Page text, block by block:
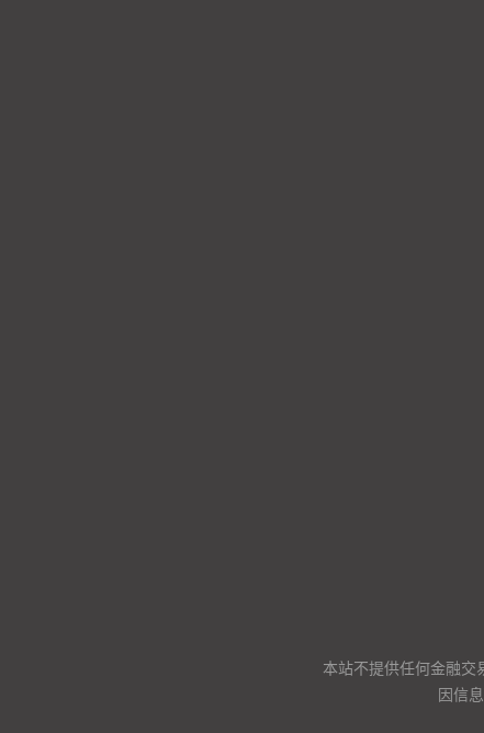
本站不提供任何金融交
因信